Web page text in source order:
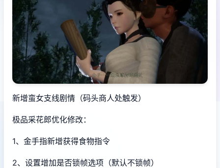
新增蛮女支线剧情（码头商人处触发）
极品采花郎优化修改：
1、金手指新增获得食物指令
2、设置增加是否锁帧选项（默认不锁帧）